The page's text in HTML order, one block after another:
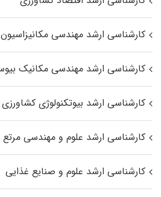
کارشناسی ارشد مهندسی
کارشناسی ارشد مهندسی مکانیک
کارشناسی ارشد بیوتکنولوژی کشاورزی
کارشناسی ارشد علوم و مهندسی مرتع
کارشناسی ارشد علوم و صنایع غذایی